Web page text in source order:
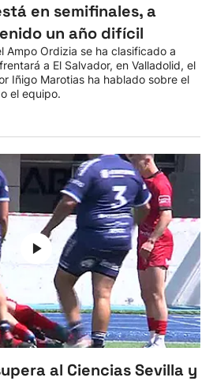
en semifinales, a
un año difícil
Ampo Ordizia se ha clasificado a
a El Salvador, en Valladolid, el
Iñigo Marotias ha hablado sobre el
el equipo.
al Ciencias Sevilla y